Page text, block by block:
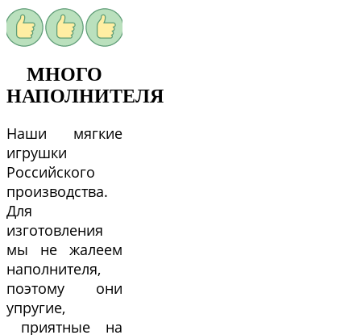
МНОГО
НАПОЛНИТЕЛЯ
Наши мягкие
игрушки
Российского
производства.
Для
изготовления
мы не жалеем
наполнителя,
поэтому они
упругие,
приятные на